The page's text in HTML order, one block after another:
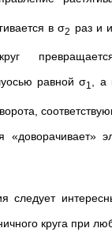
в σ2 раз и
круг
равной σ1 , а
«доворачивает»
следует
круга при